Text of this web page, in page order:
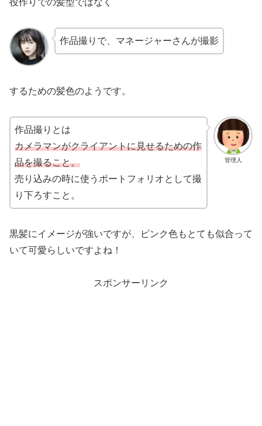
役作りでの髪型ではなく
作品撮りで、マネージャーさんが撮影
するための髪色のようです。
管理人
作品撮りとは
カメラマンがクライアントに見せるための作
品を撮ること。
売り込みの時に使うポートフォリオとして撮
り下ろすこと。
黒髪にイメージが強いですが、ピンク色もとても似合って
いて可愛らしいですよね！
スポンサーリンク